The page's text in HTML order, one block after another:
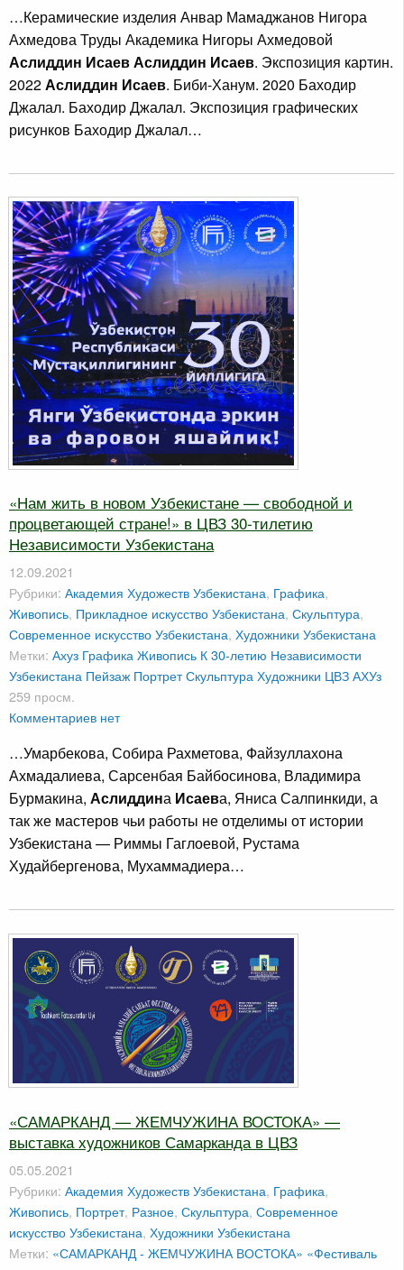
…Керамические изделия Анвар Мамаджанов Нигора
Ахмедова Труды Академика Нигоры Ахмедовой
Аслиддин Исаев Аслиддин Исаев. Экспозиция картин.
2022Аслиддин Исаев. Биби-Ханум. 2020 Баходир
Джалал. Баходир Джалал. Экспозиция графических
рисунков Баходир Джалал…
«Нам жить в новом Узбекистане — свободной и
процветающей стране!» в ЦВЗ 30-тилетию
Независимости Узбекистана
12.09.2021
Рубрики: Академия Художеств Узбекистана, Графика,
Живопись, Прикладное искусство Узбекистана, Скульптура,
Современное искусство Узбекистана, Художники Узбекистана
Метки: Ахуз ГрафикаЖивопись К 30-летию Независимости
Узбекистана Пейзаж ПортретСкульптураХудожники ЦВЗ АХУз
259 просм.
Комментариев нет
…Умарбекова, Собира Рахметова, Файзуллахона
Ахмадалиева, Сарсенбая Байбосинова, Владимира
Бурмакина, Аслиддина Исаева, Яниса Салпинкиди, а
так же мастеров чьи работы не отделимы от истории
Узбекистана — Риммы Гаглоевой, Рустама
Худайбергенова, Мухаммадиера…
«САМАРКАНД — ЖЕМЧУЖИНА ВОСТОКА» —
выставка художников Самарканда в ЦВЗ
05.05.2021
Рубрики: Академия Художеств Узбекистана, Графика,
Живопись, Портрет, Разное, Скульптура, Современное
искусство Узбекистана, Художники Узбекистана
Метки: «САМАРКАНД - ЖЕМЧУЖИНА ВОСТОКА» «Фестиваль